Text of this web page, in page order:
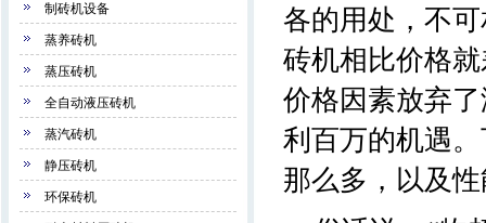
制砖机设备
蒸养砖机
蒸压砖机
全自动液压砖机
蒸汽砖机
静压砖机
环保砖机
各的用处，不
砖机相比价格
价格因素放弃
利百万的机遇
那么多，以及